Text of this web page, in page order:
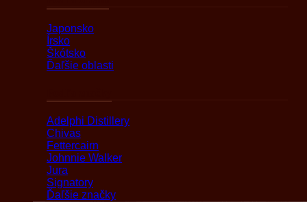
Japonsko
Írsko
Škótsko
Ďaľšie oblasti
Adelphi Distillery
Chivas
Fettercairn
Johnnie Walker
Jura
Signatory
Ďaľšie značky